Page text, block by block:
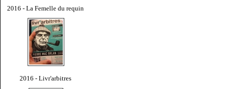
2016 - La Femelle du requin
2016 - Livr'arbitres